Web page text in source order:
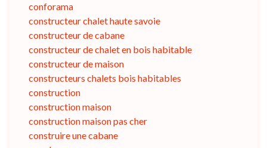
conforama
constructeur chalet haute savoie
constructeur de cabane
constructeur de chalet en bois habitable
constructeur de maison
constructeurs chalets bois habitables
construction
construction maison
construction maison pas cher
construire une cabane